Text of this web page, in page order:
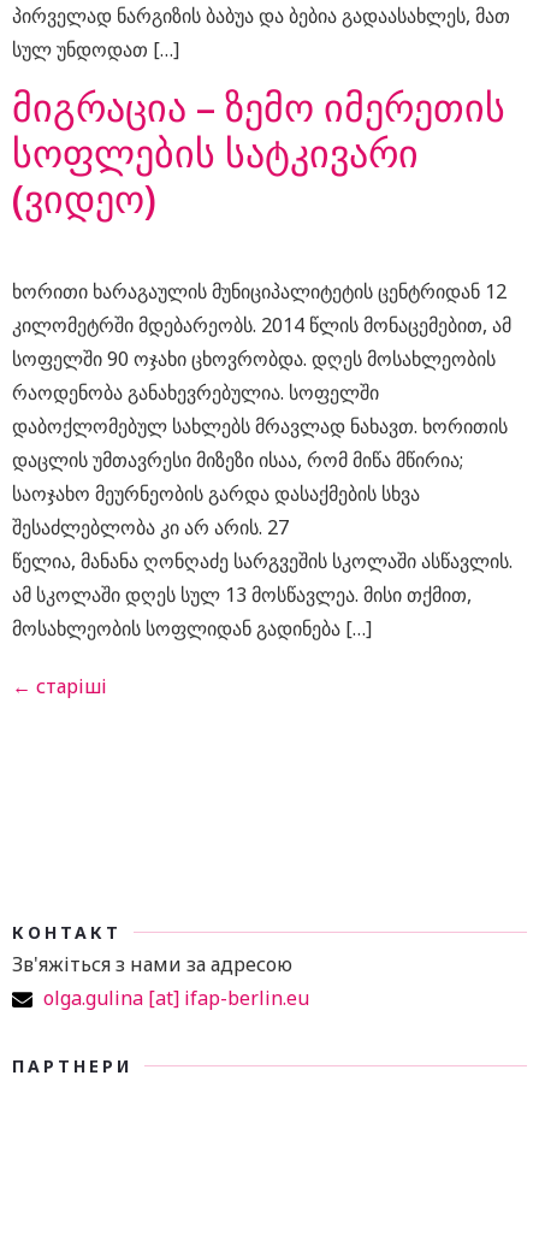
პირველად ნარგიზის ბაბუა და ბებია გადაასახლეს, მათ
სულ უნდოდათ […]
მიგრაცია – ზემო იმერეთის
სოფლების სატკივარი
(ვიდეო)
ხორითი ხარაგაულის მუნიციპალიტეტის ცენტრიდან 12
კილომეტრში მდებარეობს. 2014 წლის მონაცემებით, ამ
სოფელში 90 ოჯახი ცხოვრობდა. დღეს მოსახლეობის
რაოდენობა განახევრებულია. სოფელში
დაბოქლომებულ სახლებს მრავლად ნახავთ. ხორითის
დაცლის უმთავრესი მიზეზი ისაა, რომ მიწა მწირია;
საოჯახო მეურნეობის გარდა დასაქმების სხვა
შესაძლებლობა კი არ არის. 27
წელია, მანანა ღონღაძე სარგვეშის სკოლაში ასწავლის.
ამ სკოლაში დღეს სულ 13 მოსწავლეა. მისი თქმით,
მოსახლეობის სოფლიდან გადინება […]
← старіші
КОНТАКТ
Зв'яжіться з нами за адресою
olga.gulina [at] ifap-berlin.eu
ПАРТНЕРИ